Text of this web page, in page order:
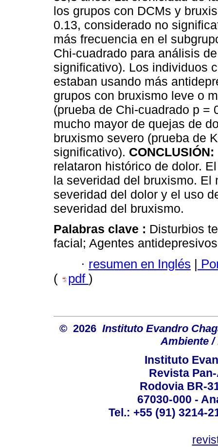
los grupos con DCMs y
0.13, considerado no
más frecuencia en el
Chi-cuadrado para análisis
significativo). Los individuos
estaban usando más
grupos con bruxismo leve o
(prueba de Chi-cuadrado p =
mucho mayor de quejas de
bruxismo severo (prueba de
significativo). CONCLUSIÓN:
relataron histórico de dolor.
la severidad del bruxismo. El
severidad del dolor y el uso
severidad del bruxismo.
Palabras clave : Disturbios
facial; Agentes
· resumen en Inglés |
(
pdf )
© 2026 Instituto Evandro
Ambiente /
Instituto
Revista
Rodovia BR-
67030-000 -
Tel.: +55 (91) 3214-